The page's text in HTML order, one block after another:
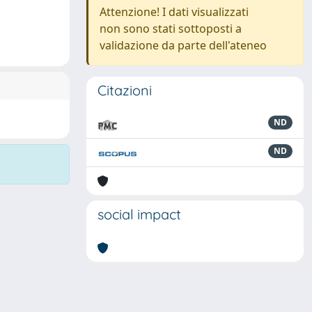
Attenzione! I dati visualizzati
non sono stati sottoposti a
validazione da parte dell'ateneo
Citazioni
ND
ND
social impact